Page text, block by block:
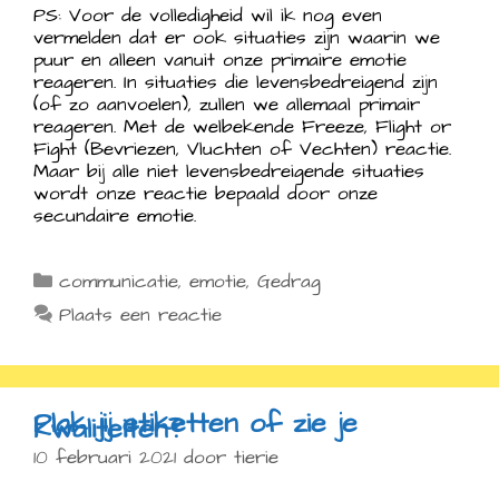
PS: Voor de volledigheid wil ik nog even
vermelden dat er ook situaties zijn waarin we
puur en alleen vanuit onze primaire emotie
reageren. In situaties die levensbedreigend zijn
(of zo aanvoelen), zullen we allemaal primair
reageren. Met de welbekende Freeze, Flight or
Fight (Bevriezen, Vluchten of Vechten) reactie.
Maar bij alle niet levensbedreigende situaties
wordt onze reactie bepaald door onze
secundaire emotie.
Categorieën
communicatie,emotie,Gedrag
Plaats een reactie
Plak jij etiketten of zie je
kwaliteiten?
10 februari 2021 door tierie